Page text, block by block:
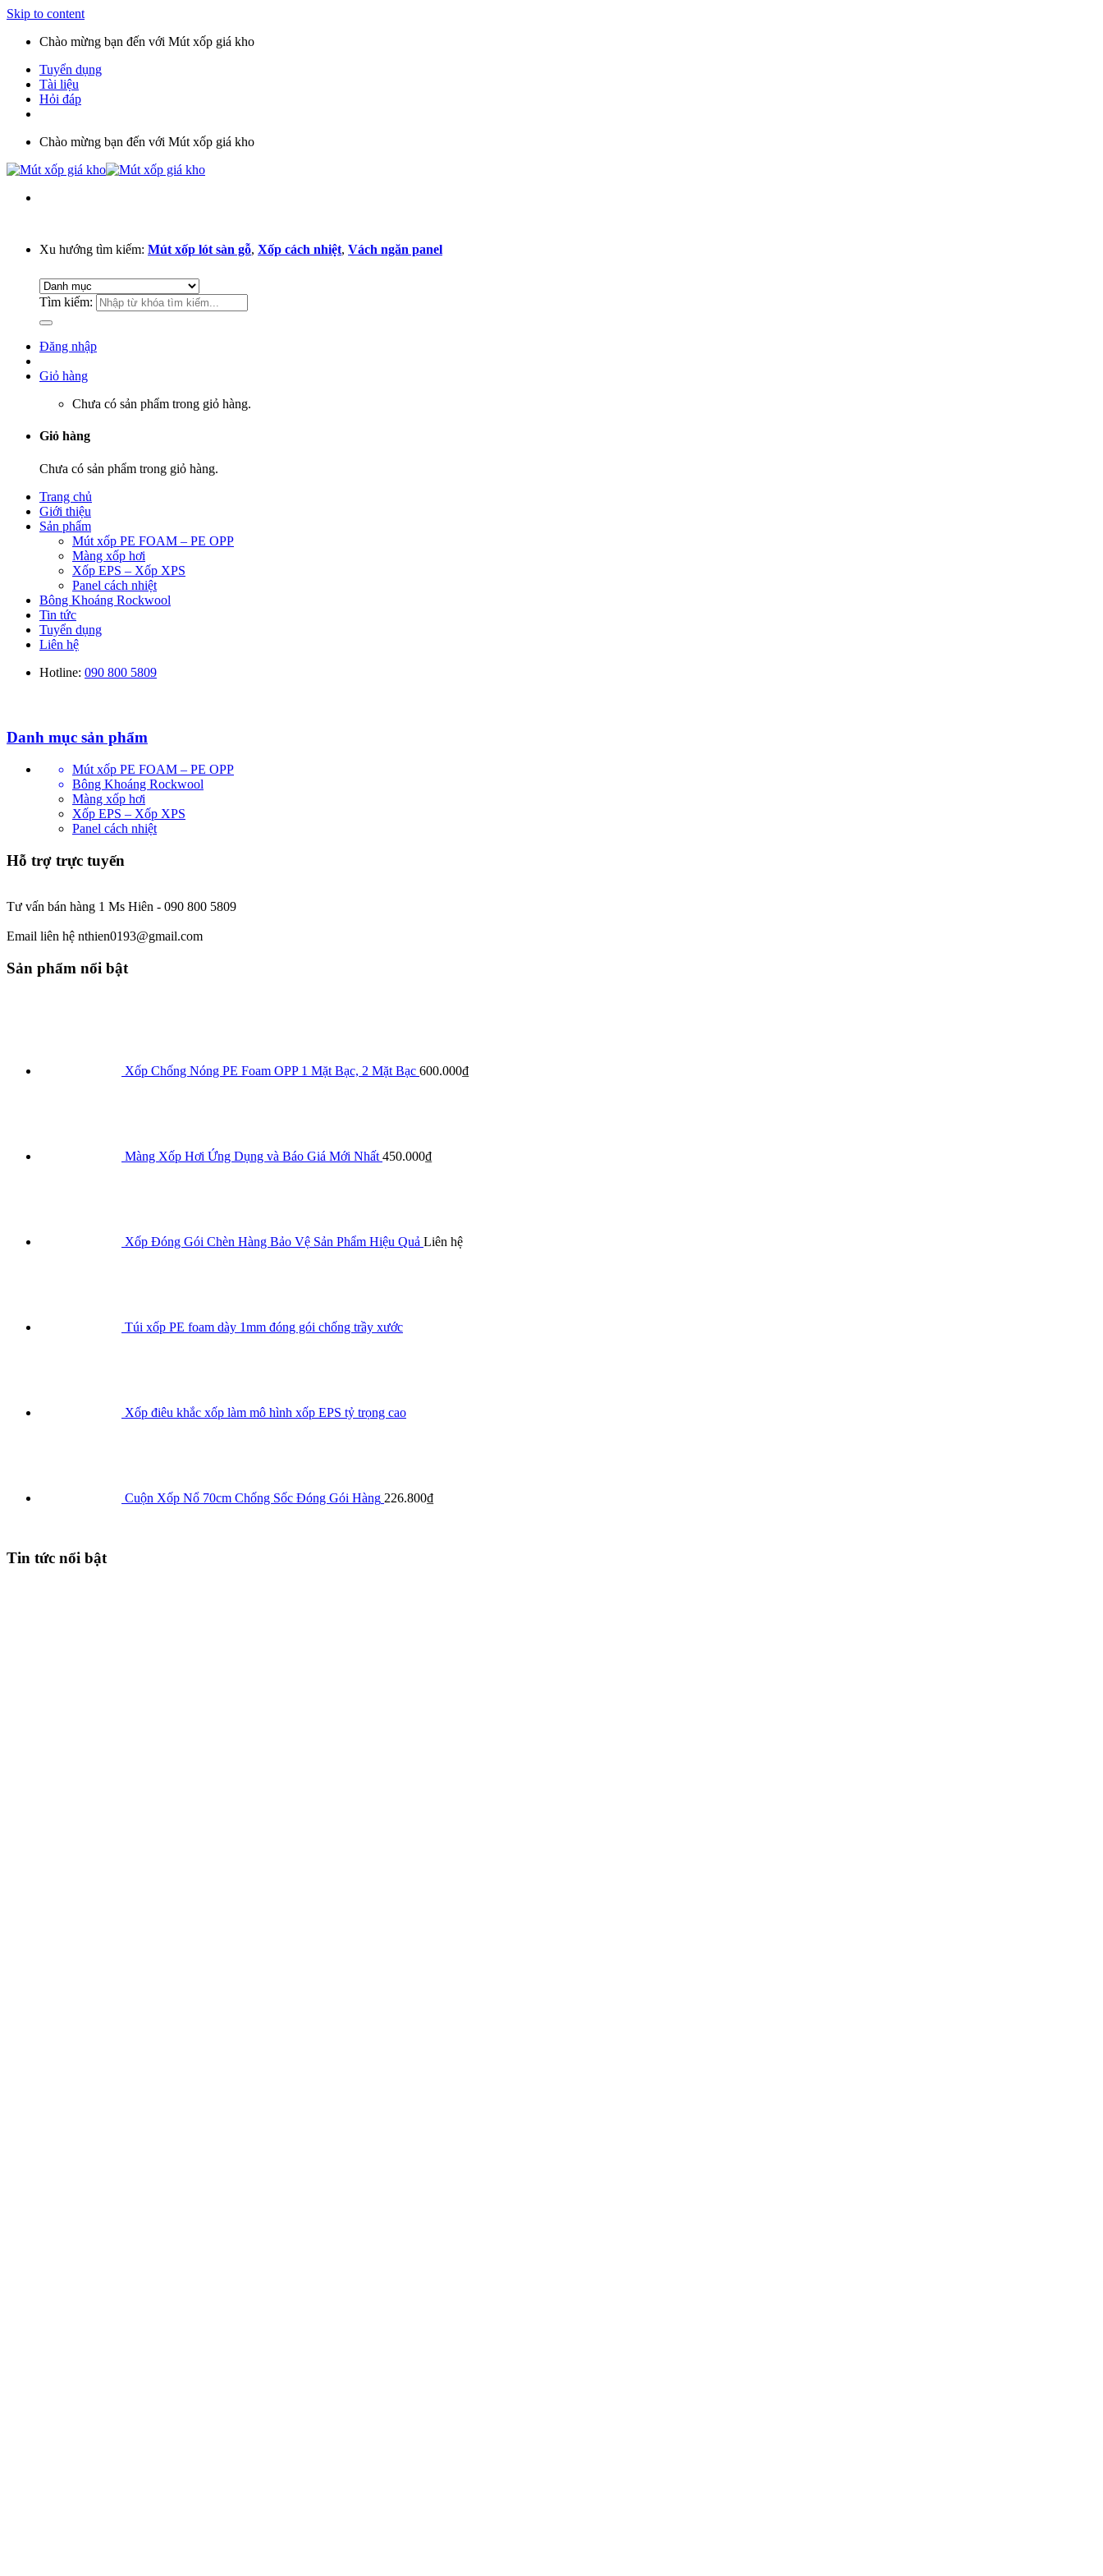
Skip to content
Chào mừng bạn đến với Mút xốp giá kho
Tuyển dụng
Tài liệu
Hỏi đáp
Chào mừng bạn đến với Mút xốp giá kho
Xu hướng tìm kiếm: Mút xốp lót sàn gỗ, Xốp cách nhiệt, Vách ngăn panel
Tìm kiếm:
Đăng nhập
Giỏ hàng
Chưa có sản phẩm trong giỏ hàng.
Giỏ hàng
Chưa có sản phẩm trong giỏ hàng.
Trang chủ
Giới thiệu
Sản phẩm
Mút xốp PE FOAM – PE OPP
Màng xốp hơi
Xốp EPS – Xốp XPS
Panel cách nhiệt
Bông Khoáng Rockwool
Tin tức
Tuyển dụng
Liên hệ
Hotline: 090 800 5809
Danh mục sản phẩm
Mút xốp PE FOAM – PE OPP
Bông Khoáng Rockwool
Màng xốp hơi
Xốp EPS – Xốp XPS
Panel cách nhiệt
Hỗ trợ trực tuyến
Tư vấn bán hàng 1 Ms Hiên - 090 800 5809
Email liên hệ nthien0193@gmail.com
Sản phẩm nổi bật
Xốp Chống Nóng PE Foam OPP 1 Mặt Bạc, 2 Mặt Bạc 600.000₫
Màng Xốp Hơi Ứng Dụng và Báo Giá Mới Nhất 450.000₫
Xốp Đóng Gói Chèn Hàng Bảo Vệ Sản Phẩm Hiệu Quả Liên hệ
Túi xốp PE foam dày 1mm đóng gói chống trầy xước
Xốp điêu khắc xốp làm mô hình xốp EPS tỷ trọng cao
Cuộn Xốp Nổ 70cm Chống Sốc Đóng Gói Hàng 226.800₫
Tin tức nổi bật